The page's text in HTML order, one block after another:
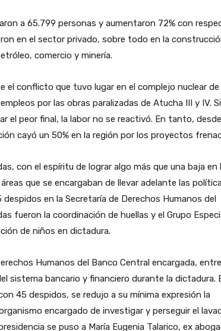
a 65.799 personas y aumentaron 72% con
en el sector privado, sobre todo en la
comercio y minería.
conflicto que tuvo lugar en el complejo nuclear de
por las obras paralizadas de Atucha III y IV. Si
el peor final, la labor no se reactivó. En tanto, desde
cayó un 50% en la región por los proyectos
con el espíritu de lograr algo más que una baja en
que se encargaban de llevar adelante las
en la Secretaría de Derechos Humanos del
fueron la coordinación de huellas y el Grupo
de niños en dictadura.
Humanos del Banco Central encargada, entre
sistema bancario y financiero durante la dictadura.
45 despidos, se redujo a su mínima expresión la
encargado de investigar y perseguir el
se puso a María Eugenia Talarico, ex